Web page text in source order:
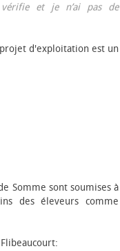
vérifie et je n’ai pas de
d'exploitation est un
Somme sont soumises à
des éleveurs comme